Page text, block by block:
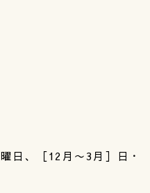
日、［12月〜3月］日・